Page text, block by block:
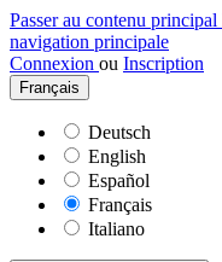
Passer au contenu principal
navigation principale
Connexion ou Inscription
Français
Deutsch
English
Español
Français
Italiano